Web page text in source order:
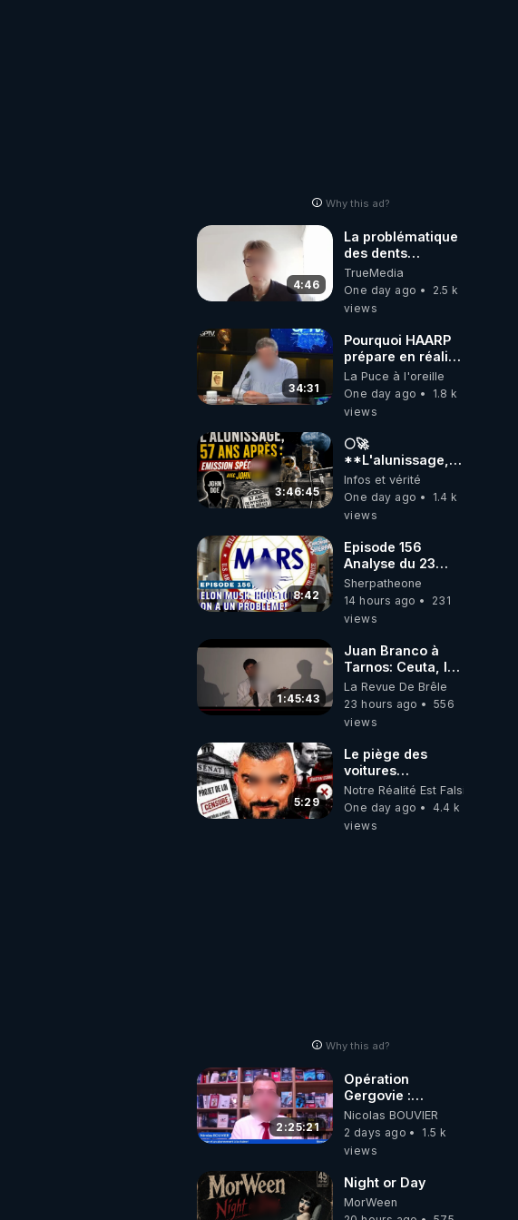
Why this ad?
4:46
La problématique
des dents
dévitalisées et
des implants
TrueMedia
One day ago
2.5 k
views
34:31
Pourquoi HAARP
prépare en réalité
un CHAOS
climatique, on
répond
La Puce à l'oreille
One day ago
1.8 k
views
3:46:45
🌕🚀
**L'alunissage,
57 ans après :
Émission spéciale
avec John Doe
Infos et vérité
One day ago
1.4 k
views
8:42
Episode 156
Analyse du 23
février 2025 Elon
Musk : Houston ,
on a un problème
Sherpatheone
14 hours ago
231
views
1:45:43
Juan Branco à
Tarnos: Ceuta, le
narcotrafic et le
pouvoir en France
La Revue De Brêle
23 hours ago
556
views
5:29
Le piège des
voitures
électriques se
referme sur les
usagers !
Notre Réalité Est Falsifiée Et
One day ago
4.4 k
views
Why this ad?
2:25:21
Opération
Gergovie :
‪@38resistancegauloise‬
‪@MarionSigautOfficiel‬
‪@gladysriifard5710‬
Nicolas BOUVIER
2 days ago
1.5 k
views
Night or Day
MorWeen